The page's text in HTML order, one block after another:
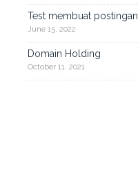
Test membuat postingan
June 15, 2022
Domain Holding
October 11, 2021